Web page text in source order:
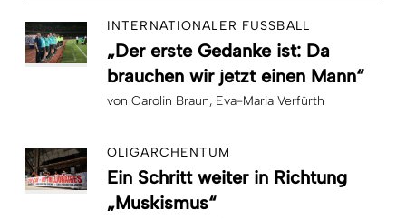
INTERNATIONALER FUSSBALL
„Der erste Gedanke ist: Da
brauchen wir jetzt einen Mann“
von Carolin Braun Eva-Maria Verfürth
OLIGARCHENTUM
Ein Schritt weiter in Richtung
„Muskismus“